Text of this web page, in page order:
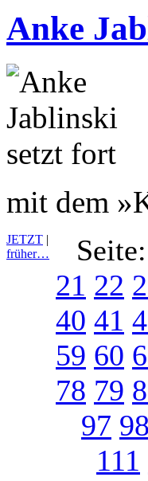
Anke
mit dem
JETZT |
früher…
Seite:
21 22
40 41
59 60
78 79
97 98
111